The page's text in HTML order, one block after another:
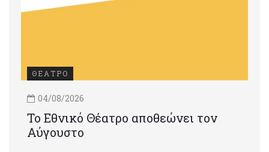
ΘΕΑΤΡΟ
04/08/2026
Το Εθνικό Θέατρο αποθεώνει τον
Αύγουστο